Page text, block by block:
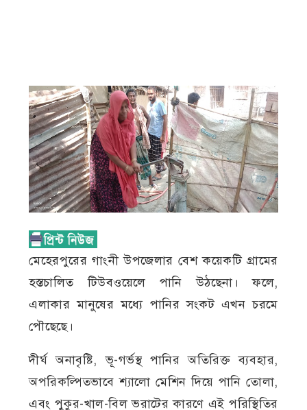
মেহেরপুরের গাংনী উপজেলার বেশ কয়েকটি গ্রামের
হস্তচালিত টিউবওয়েলে পানি উঠছেনা। ফলে,
এলাকার মানুষের মধ্যে পানির সংকট এখন চরমে
পৌছেছে।
দীর্ঘ অনাবৃষ্টি, ভূ-গর্ভস্থ পানির অতিরিক্ত ব্যবহার,
অপরিকল্পিতভাবে শ্যালো মেশিন দিয়ে পানি তোলা,
এবং পুকুর-খাল-বিল ভরাটের কারণে এই পরিস্থিতির